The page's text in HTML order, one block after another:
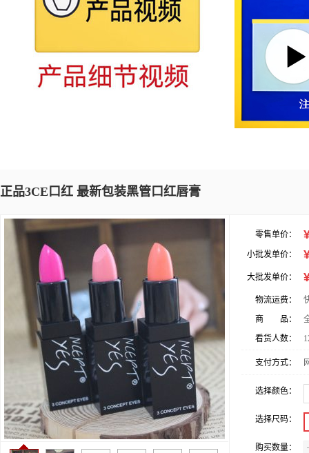
正品3CE口红 最新包装黑管口红唇膏
零售单价：
小批发单价：
大批发单价：
物流运费：
商 品：
看货人数：
支付方式：
选择颜色：
选择尺码：
购买数量：